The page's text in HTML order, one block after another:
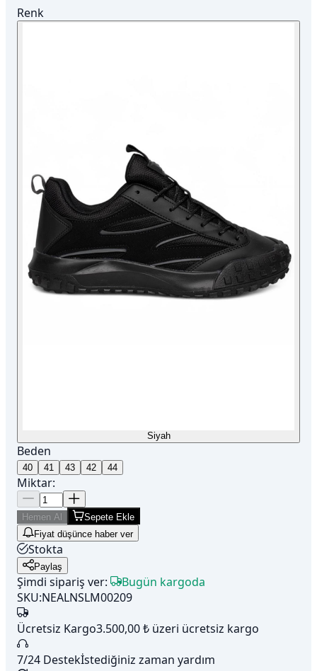
Renk
Siyah
Beden
40 41 43 42 44
Miktar:
Hemen Al
Sepete Ekle
Fiyat düşünce haber ver
Stokta
Paylaş
Şimdi sipariş ver:
Bugün kargoda
SKU:NEALNSLM00209
Ücretsiz Kargo3.500,00 ₺ üzeri ücretsiz kargo
7/24 Destekİstediğiniz zaman yardım